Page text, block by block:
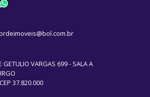
GETULIO VARGAS 699 - SALA A
37.820.000